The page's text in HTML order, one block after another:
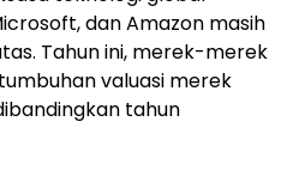
dan Amazon masih
Tahun ini, merek-merek
valuasi merek
tahun